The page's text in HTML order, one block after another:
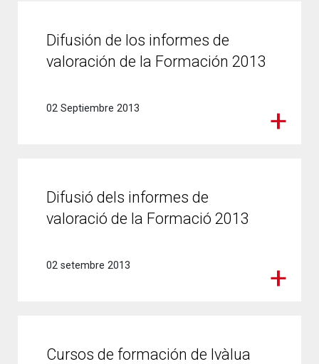
Difusión de los informes de
valoración de la Formación 2013
02 Septiembre 2013
Difusió dels informes de
valoració de la Formació 2013
02 setembre 2013
Cursos de formación de Ivàlua